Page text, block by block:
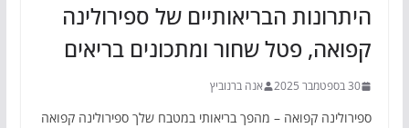
היתרונות הבריאותיים של ספירולינה
קפואה, פטל שחור ומתכונים בריאים
30 בספטמבר 2025 אנה ברנוביץ
ספירולינה קפואה – מהפך בריאותי במטבח שלך ספירולינה קפואה